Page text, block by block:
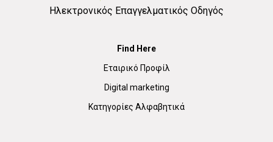
Ηλεκτρονικός Επαγγελματικός Οδηγός
Find Here
Εταιρικό Προφίλ
Digital marketing
Κατηγορίες Αλφαβητικά